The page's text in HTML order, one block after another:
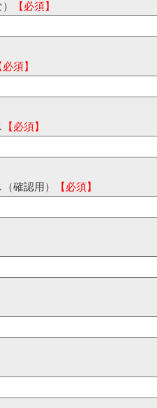
【必須】
必須】
【必須】
確認用） 【必須】